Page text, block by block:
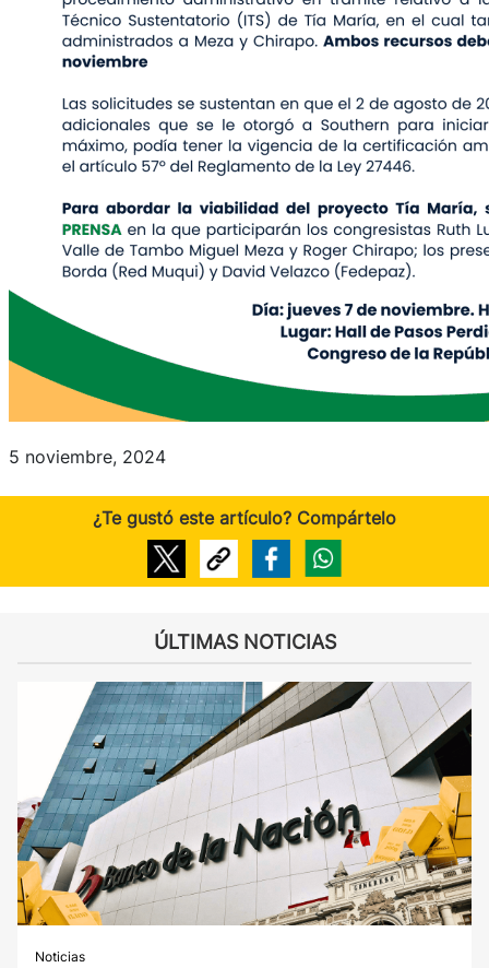
5 noviembre, 2024
¿Te gustó este artículo? Compártelo
ÚLTIMAS NOTICIAS
Noticias